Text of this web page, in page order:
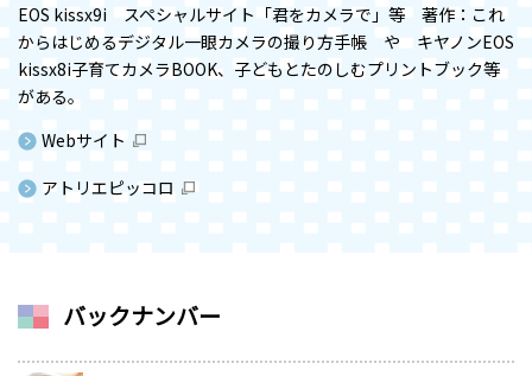
EOS kissx9i スペシャルサイト「君をカメラで」等 著作：これ
からはじめるデジタル一眼カメラの撮り方手帳 や キヤノンEOS
kissx8i子育てカメラBOOK、子どもとたのしむプリントブック等
がある。
Webサイト
アトリエピッコロ
バックナンバー